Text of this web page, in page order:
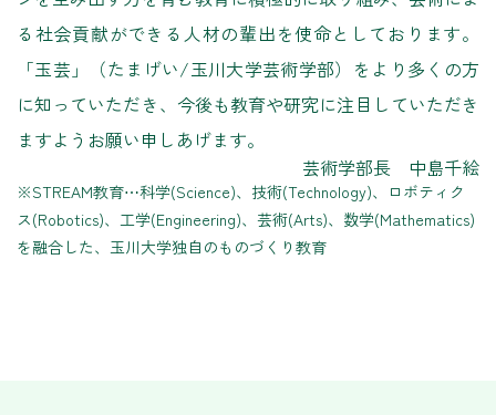
る社会貢献ができる人材の輩出を使命としております。
「玉芸」（たまげい/玉川大学芸術学部）をより多くの方
に知っていただき、今後も教育や研究に注目していただき
ますようお願い申しあげます。
芸術学部長 中島千絵
※STREAM教育⋯科学(Science)、技術(Technology)、ロボティク
ス(Robotics)、工学(Engineering)、 芸術(Arts)、数学(Mathematics)
を融合した、玉川大学独自のものづくり教育